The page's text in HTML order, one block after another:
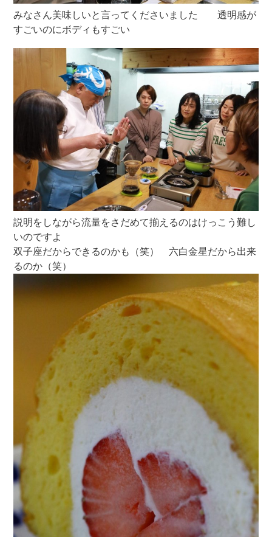
みなさん美味しいと言ってくださいました 透明感が
すごいのにボディもすごい
説明をしながら流量をさだめて揃えるのはけっこう難し
いのですよ
双子座だからできるのかも（笑） 六白金星だから出来
るのか（笑）